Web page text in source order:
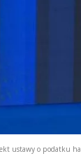
ustawy o podatku